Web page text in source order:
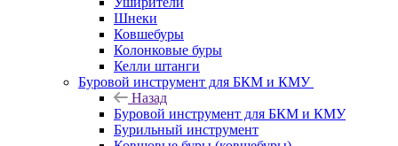
Шнеки
Ковшебуры
Колонковые буры
Келли штанги
Буровой инструмент для БКМ и КМУ
Назад
Буровой инструмент для БКМ и КМУ
Бурильный инструмент